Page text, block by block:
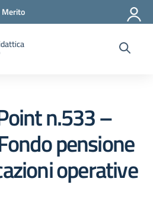
n.533 –
pensione
operative